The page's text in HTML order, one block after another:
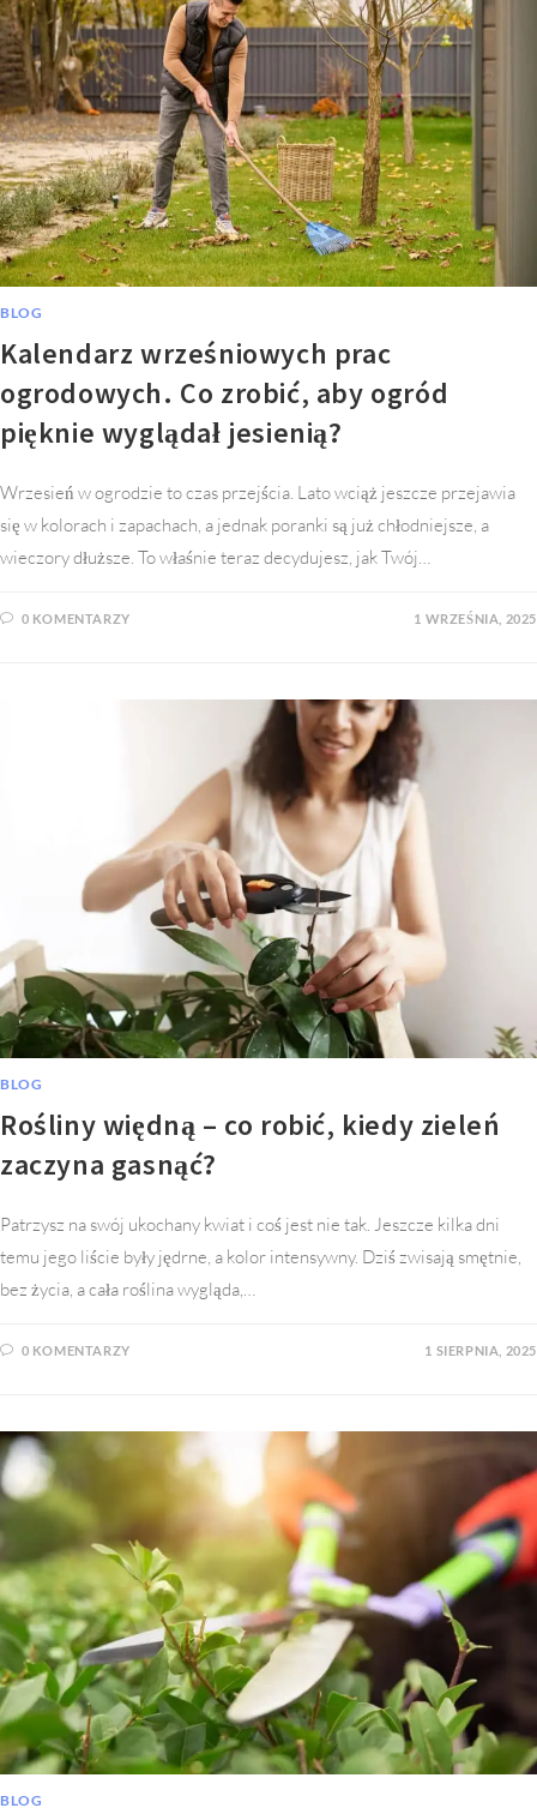
BLOG
Kalendarz wrześniowych prac
ogrodowych. Co zrobić, aby ogród
pięknie wyglądał jesienią?
Wrzesień w ogrodzie to czas przejścia. Lato wciąż jeszcze przejawia
się w kolorach i zapachach, a jednak poranki są już chłodniejsze, a
wieczory dłuższe. To właśnie teraz decydujesz, jak Twój…
0 KOMENTARZY 1 WRZEŚNIA, 2025
BLOG
Rośliny więdną – co robić, kiedy zieleń
zaczyna gasnąć?
Patrzysz na swój ukochany kwiat i coś jest nie tak. Jeszcze kilka dni
temu jego liście były jędrne, a kolor intensywny. Dziś zwisają smętnie,
bez życia, a cała roślina wygląda,…
0 KOMENTARZY 1 SIERPNIA, 2025
BLOG